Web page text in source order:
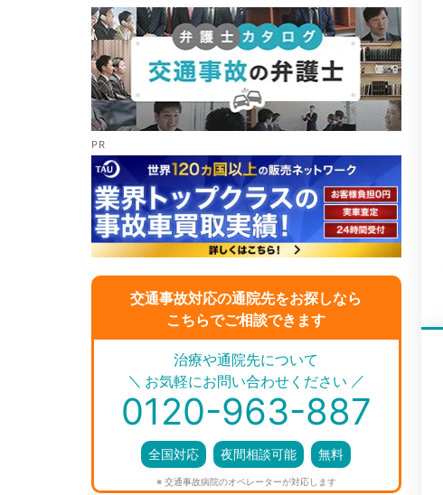
交通事故対応の通院先をお探しなら
こちらでご相談できます
＼ ／
治療や通院先について
お気軽にお問い合わせください
0120-963-887
全国対応 夜間相談可能 無料
※ 交通事故病院のオペレーターが対応します